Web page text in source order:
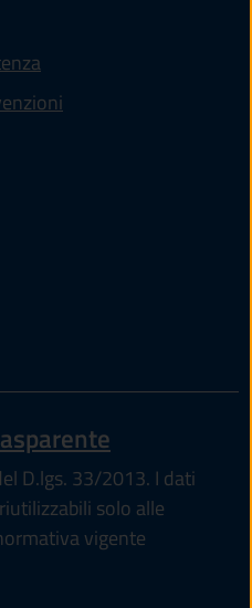
D.lgs. 33/2013. I dati
solo alle
vigente